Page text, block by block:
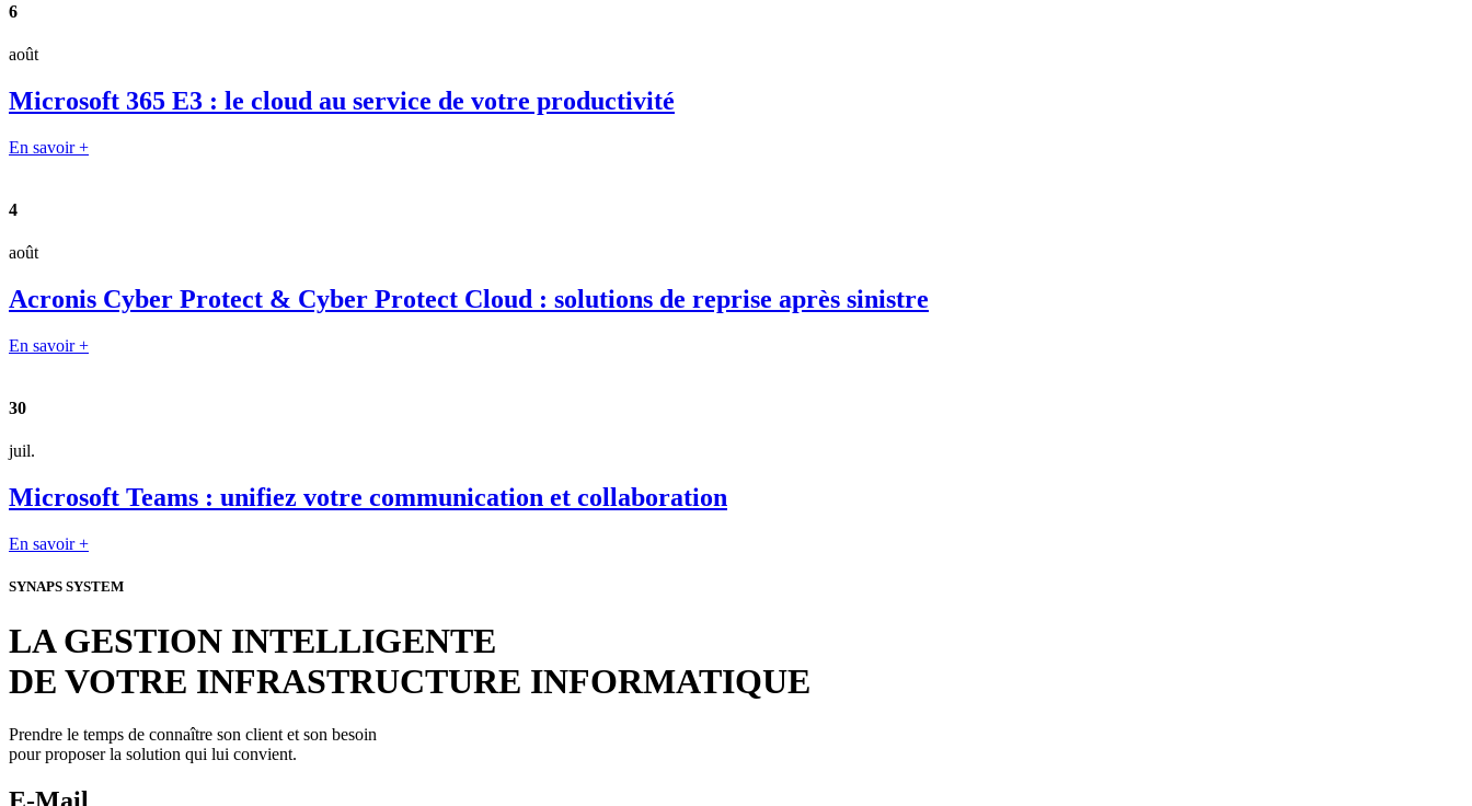
6
août
Microsoft 365 E3 : le cloud au service de votre productivité
En savoir +
4
août
Acronis Cyber Protect & Cyber Protect Cloud : solutions de reprise après sinistre
En savoir +
30
juil.
Microsoft Teams : unifiez votre communication et collaboration
En savoir +
SYNAPS SYSTEM
LA GESTION INTELLIGENTE
DE VOTRE INFRASTRUCTURE INFORMATIQUE
Prendre le temps de connaître son client et son besoin
pour proposer la solution qui lui convient.